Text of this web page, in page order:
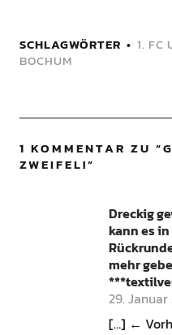
SCHLAGWÖRTER 1. FC
BOCHUM
1 KOMMENTAR ZU “
ZWEIFEL!”
Dreckig
kann es
mehr
29. Januar
[…] ←